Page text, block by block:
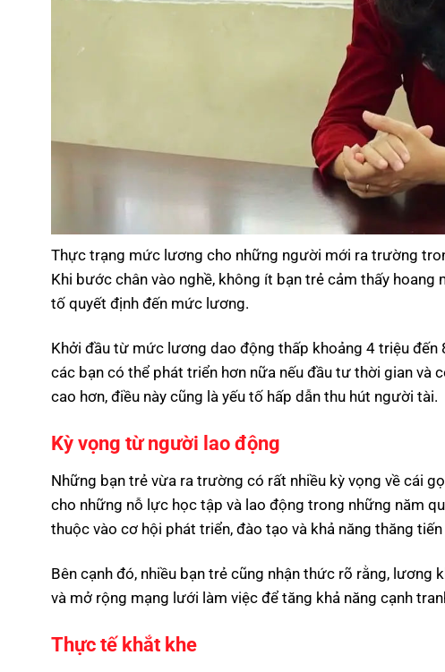
Thực trạng mức lương cho những người mới ra trường
Khi bước chân vào nghề, không ít bạn trẻ cảm thấy
tố quyết định đến mức lương.
Khởi đầu từ mức lương dao động thấp khoảng 4 triệu
các bạn có thể phát triển hơn nữa nếu đầu tư thời gian
cao hơn, điều này cũng là yếu tố hấp dẫn thu hút người tài.
Kỳ vọng từ người lao động
Những bạn trẻ vừa ra trường có rất nhiều kỳ vọng về cái
cho những nỗ lực học tập và lao động trong những năm
thuộc vào cơ hội phát triển, đào tạo và khả năng thăng
Bên cạnh đó, nhiều bạn trẻ cũng nhận thức rõ rằng,
và mở rộng mạng lưới làm việc để tăng khả năng cạnh
Thực tế khắt khe